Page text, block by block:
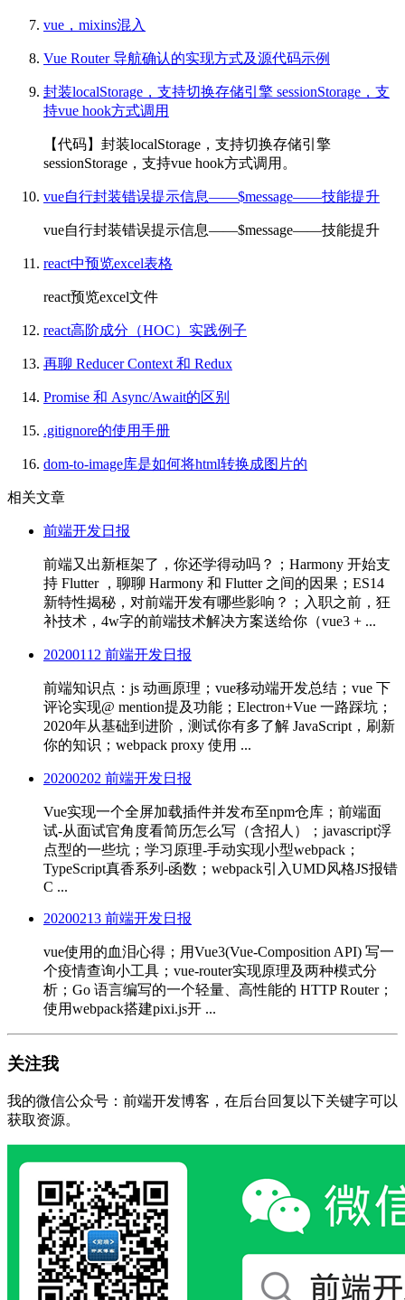
vue，mixins混入
Vue Router 导航确认的实现方式及源代码示例
封装localStorage，支持切换存储引擎 sessionStorage，支
持vue hook方式调用
【代码】封装localStorage，支持切换存储引擎
sessionStorage，支持vue hook方式调用。
vue自行封装错误提示信息——$message——技能提升
vue自行封装错误提示信息——$message——技能提升
react中预览excel表格
react预览excel文件
react高阶成分（HOC）实践例子
再聊 Reducer Context 和 Redux
Promise 和 Async/Await的区别
.gitignore的使用手册
dom-to-image库是如何将html转换成图片的
相关文章
前端开发日报
前端又出新框架了，你还学得动吗？；Harmony 开始支
持 Flutter ，聊聊 Harmony 和 Flutter 之间的因果；ES14
新特性揭秘，对前端开发有哪些影响？；入职之前，狂
补技术，4w字的前端技术解决方案送给你（vue3 + ...
20200112 前端开发日报
前端知识点：js 动画原理；vue移动端开发总结；vue 下
评论实现@ mention提及功能；Electron+Vue 一路踩坑；
2020年从基础到进阶，测试你有多了解 JavaScript，刷新
你的知识；webpack proxy 使用 ...
20200202 前端开发日报
Vue实现一个全屏加载插件并发布至npm仓库；前端面
试-从面试官角度看简历怎么写（含招人）；javascript浮
点型的一些坑；学习原理-手动实现小型webpack；
TypeScript真香系列-函数；webpack引入UMD风格JS报错
C ...
20200213 前端开发日报
vue使用的血泪心得；用Vue3(Vue-Composition API) 写一
个疫情查询小工具；vue-router实现原理及两种模式分
析；Go 语言编写的一个轻量、高性能的 HTTP Router；
使用webpack搭建pixi.js开 ...
关注我
我的微信公众号：前端开发博客，在后台回复以下关键字可以
获取资源。